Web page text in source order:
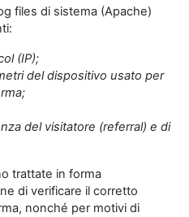
files di sistema (Apache)
(IP);
del dispositivo usato per
del visitatore (referral) e di
trattate in forma
di verificare il corretto
nonché per motivi di